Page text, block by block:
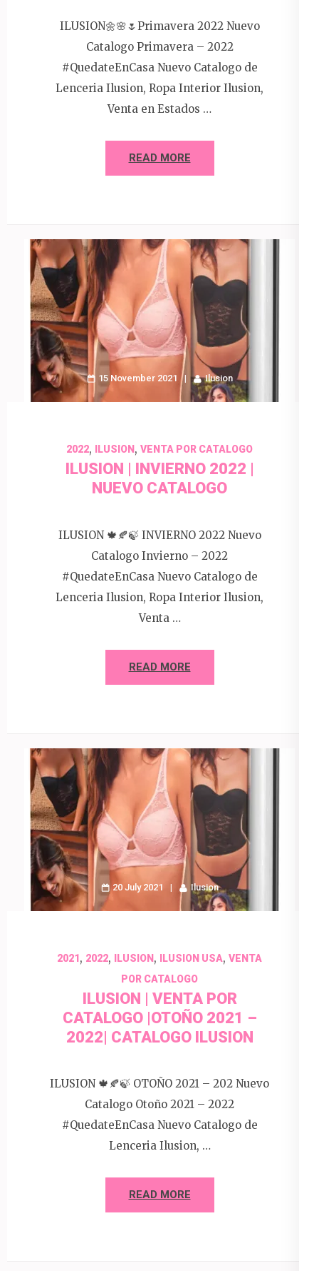
ILUSION🌼🌸🌷Primavera 2022 Nuevo
Catalogo Primavera – 2022
#QuedateEnCasa Nuevo Catalogo de
Lenceria Ilusion, Ropa Interior Ilusion,
Venta en Estados …
READ MORE
15 November 2021 Ilusion
2022, ILUSION , VENTA POR CATALOGO
ILUSION | INVIERNO 2022 |
NUEVO CATALOGO
ILUSION 🍁🍂🍃 INVIERNO 2022 Nuevo
Catalogo Invierno – 2022
#QuedateEnCasa Nuevo Catalogo de
Lenceria Ilusion, Ropa Interior Ilusion,
Venta …
READ MORE
20 July 2021 Ilusion
2021, 2022, ILUSION, ILUSION USA, VENTA
POR CATALOGO
ILUSION | VENTA POR
CATALOGO |OTOÑO 2021 –
2022| CATALOGO ILUSION
ILUSION 🍁🍂🍃 OTOÑO 2021 – 202 Nuevo
Catalogo Otoño 2021 – 2022
#QuedateEnCasa Nuevo Catalogo de
Lenceria Ilusion, …
READ MORE